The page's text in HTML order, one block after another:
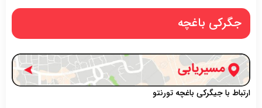
جگرکی باغچه
ارتباط با جیگرکی باغچه تورنتو